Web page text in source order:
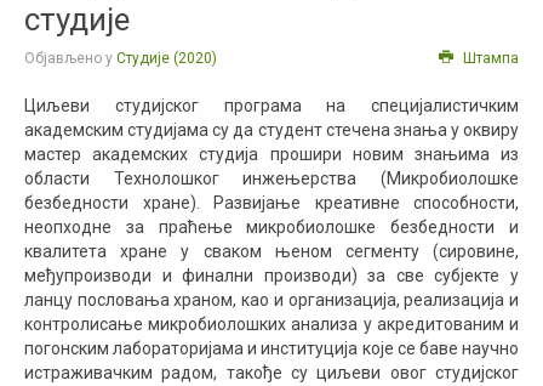
студије
Објављено у Студије (2020) Штампа
Циљеви студијског програма на специјалистичким
академским студијама су да студент стечена знања у оквиру
мастер академских студија прошири новим знањима из
области Технолошког инжењерства (Микробиолошке
безбедности хране). Развијање креативне способности,
неопходне за праћење микробиолошке безбедности и
квалитета хране у сваком њеном сегменту (сировине,
међупроизводи и финални производи) за све субјекте у
ланцу пословања храном, као и организација, реализација и
контролисање микробиолошких анализа у акредитованим и
погонским лабораторијама и институција које се баве научно
истраживачким радом, такође су циљеви овог студијског